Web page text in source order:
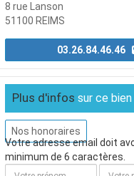
8 rue Lanson
51100 REIMS
03.26.84.46.46
Plus d'infos sur ce bien
Nos honoraires
Votre adresse email doit
minimum de 6 caractères.